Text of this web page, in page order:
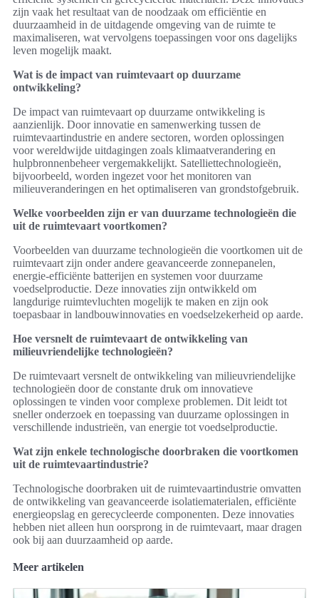
zijn vaak het resultaat van de noodzaak om efficiëntie en
duurzaamheid in de uitdagende omgeving van de ruimte te
maximaliseren, wat vervolgens toepassingen voor ons dagelijks
leven mogelijk maakt.
Wat is de impact van ruimtevaart op duurzame
ontwikkeling?
De impact van ruimtevaart op duurzame ontwikkeling is
aanzienlijk. Door innovatie en samenwerking tussen de
ruimtevaartindustrie en andere sectoren, worden oplossingen
voor wereldwijde uitdagingen zoals klimaatverandering en
hulpbronnenbeheer vergemakkelijkt. Satelliettechnologieën,
bijvoorbeeld, worden ingezet voor het monitoren van
milieuveranderingen en het optimaliseren van grondstofgebruik.
Welke voorbeelden zijn er van duurzame technologieën die
uit de ruimtevaart voortkomen?
Voorbeelden van duurzame technologieën die voortkomen uit de
ruimtevaart zijn onder andere geavanceerde zonnepanelen,
energie-efficiënte batterijen en systemen voor duurzame
voedselproductie. Deze innovaties zijn ontwikkeld om
langdurige ruimtevluchten mogelijk te maken en zijn ook
toepasbaar in landbouwinnovaties en voedselzekerheid op aarde.
Hoe versnelt de ruimtevaart de ontwikkeling van
milieuvriendelijke technologieën?
De ruimtevaart versnelt de ontwikkeling van milieuvriendelijke
technologieën door de constante druk om innovatieve
oplossingen te vinden voor complexe problemen. Dit leidt tot
sneller onderzoek en toepassing van duurzame oplossingen in
verschillende industrieën, van energie tot voedselproductie.
Wat zijn enkele technologische doorbraken die voortkomen
uit de ruimtevaartindustrie?
Technologische doorbraken uit de ruimtevaartindustrie omvatten
de ontwikkeling van geavanceerde isolatiematerialen, efficiënte
energieopslag en gerecycleerde componenten. Deze innovaties
hebben niet alleen hun oorsprong in de ruimtevaart, maar dragen
ook bij aan duurzaamheid op aarde.
Meer artikelen